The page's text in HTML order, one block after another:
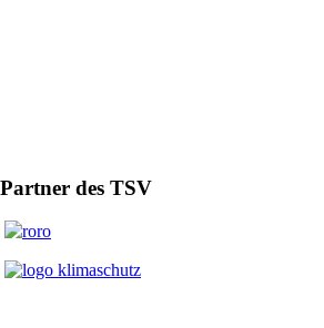
Partner des TSV